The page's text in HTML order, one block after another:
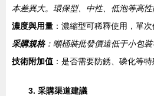
本差異大。環保型、中性、低泡等高性
濃度與用量 ：濃縮型可稀釋使用，單
采購規格：噸桶裝批發價遠低于小包裝
技術附加值 ：是否需要防銹、磷化等特
3. 采購渠道建議